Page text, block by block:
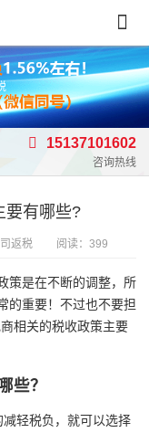
15137101602
咨询热线
要有哪些?
返税 阅读：399
策是在不断的调整，所
的重要！不过也不要担
相关的税收政策主要
些？
轻税负，就可以选择